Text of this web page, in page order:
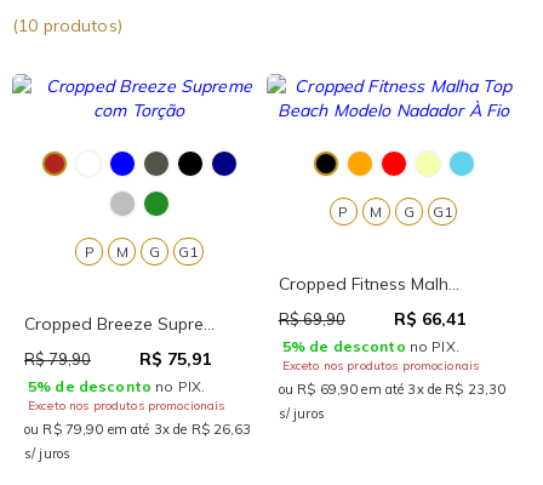
(10 produtos)
G G1
M
P
Cropped Breeze Supre...
R$ 79,90 R$ 75,91
5% de desconto no PIX.
Exceto nos produtos promocionais
ou R$ 79,90 em até 3x de R$ 26,63
s/ juros
P M G1
G
Cropped Fitness Malh...
R$ 69,90 R$ 66,41
5% de desconto no PIX.
Exceto nos produtos promocionais
ou R$ 69,90 em até 3x de R$ 23,30
s/ juros